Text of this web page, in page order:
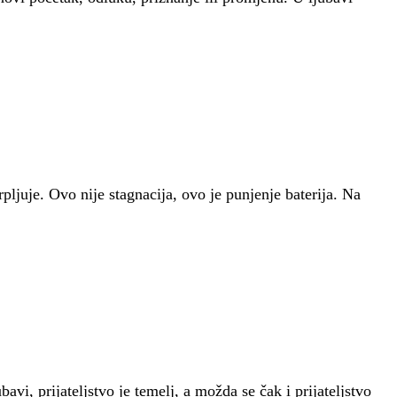
Ovo nije stagnacija, ovo je punjenje baterija. Na
prijateljstvo je temelj, a možda se čak i prijateljstvo